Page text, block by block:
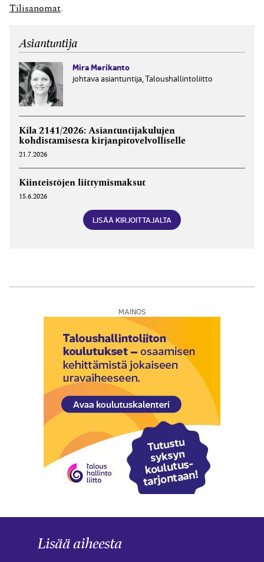
Tilisanomat
Asiantuntija
Mira Merikanto
johtava asiantuntija, Taloushallintoliitto
Kila 2141/2026: Asiantuntijakulujen
kohdistamisesta kirjanpitovelvolliselle
21.7.2026
Kiinteistöjen liittymismaksut
15.6.2026
LISÄÄ KIRJOITTAJALTA
MAINOS
Lisää aiheesta